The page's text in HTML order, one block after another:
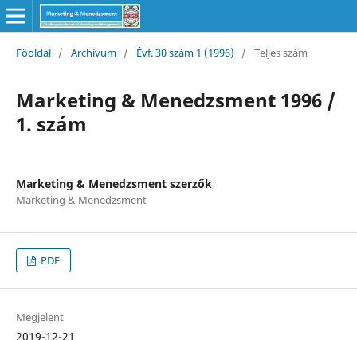
Főoldal / Archívum / Évf. 30 szám 1 (1996) / Teljes szám
Marketing & Menedzsment 1996 /
1. szám
Marketing & Menedzsment szerzők
Marketing & Menedzsment
PDF
Megjelent
2019-12-21